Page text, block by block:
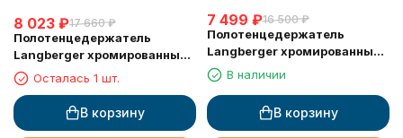
8 023 ₽17 660 ₽
Полотенцедержатель
Langberger хромированный
к стене одинарный 22 см
30038A
Осталась 1 шт.
В корзину
7 499 ₽16 500 ₽
Полотенцедержатель
Langberger хромированный
к стене двойной 60 см
36002A
В наличии
В корзину